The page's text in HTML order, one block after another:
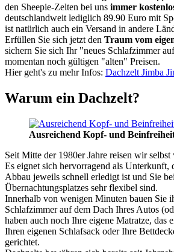
den Sheepie-Zelten bei uns immer
deutschlandweit lediglich 89.90 Euro mit
ist natürlich auch ein Versand in andere
Erfüllen Sie sich jetzt den Traum vom
sichern Sie sich Ihr "neues Schlafzimmer
momentan noch gültigen "alten" Preisen.
Hier geht's zu mehr Infos: Dachzelt Jimba
Warum ein Dachzelt?
Ausreichend Kopf- und
Seit Mitte der 1980er Jahre reisen wir
Es eignet sich hervorragend als Unterkunft,
Abbau jeweils schnell erledigt ist und Sie
Übernachtungsplatzes sehr flexibel sind.
Innerhalb von wenigen Minuten bauen Sie
Schlafzimmer auf dem Dach Ihres Autos
haben auch noch Ihre eigene Matratze, das
Ihren eigenen Schlafsack oder Ihre
gerichtet.